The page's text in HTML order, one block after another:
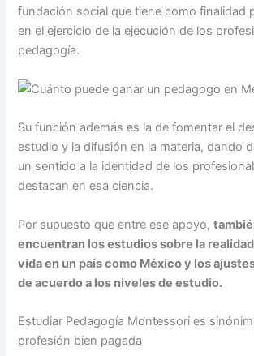
fundación social que tiene como finalidad
en el ejercicio de la ejecución de los
pedagogía.
Su función además es la de fomentar el
estudio y la difusión en la materia, dando
un sentido a la identidad de los
destacan en esa ciencia.
Por supuesto que entre ese apoyo,
encuentran los estudios sobre la
vida en un país como México y los
de acuerdo a los niveles de estudio.
Estudiar Pedagogía Montessori es
profesión bien pagada